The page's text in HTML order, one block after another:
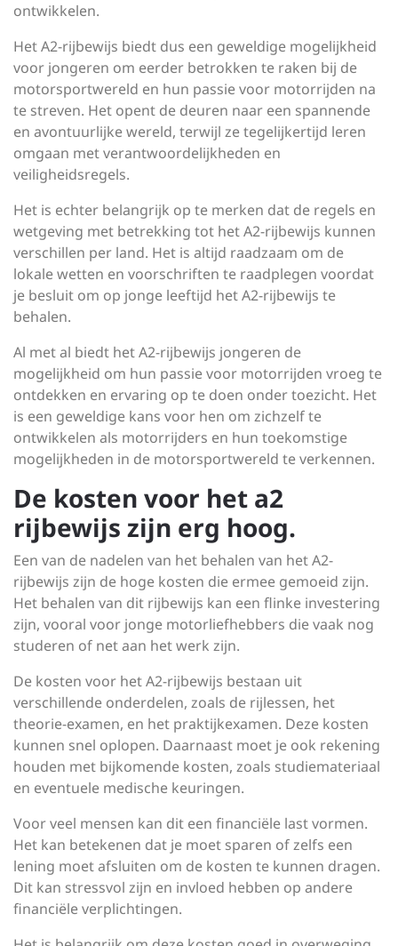
ontwikkelen.
Het A2-rijbewijs biedt dus een geweldige mogelijkheid
voor jongeren om eerder betrokken te raken bij de
motorsportwereld en hun passie voor motorrijden na
te streven. Het opent de deuren naar een spannende
en avontuurlijke wereld, terwijl ze tegelijkertijd leren
omgaan met verantwoordelijkheden en
veiligheidsregels.
Het is echter belangrijk op te merken dat de regels en
wetgeving met betrekking tot het A2-rijbewijs kunnen
verschillen per land. Het is altijd raadzaam om de
lokale wetten en voorschriften te raadplegen voordat
je besluit om op jonge leeftijd het A2-rijbewijs te
behalen.
Al met al biedt het A2-rijbewijs jongeren de
mogelijkheid om hun passie voor motorrijden vroeg te
ontdekken en ervaring op te doen onder toezicht. Het
is een geweldige kans voor hen om zichzelf te
ontwikkelen als motorrijders en hun toekomstige
mogelijkheden in de motorsportwereld te verkennen.
De kosten voor het a2
rijbewijs zijn erg hoog.
Een van de nadelen van het behalen van het A2-
rijbewijs zijn de hoge kosten die ermee gemoeid zijn.
Het behalen van dit rijbewijs kan een flinke investering
zijn, vooral voor jonge motorliefhebbers die vaak nog
studeren of net aan het werk zijn.
De kosten voor het A2-rijbewijs bestaan uit
verschillende onderdelen, zoals de rijlessen, het
theorie-examen, en het praktijkexamen. Deze kosten
kunnen snel oplopen. Daarnaast moet je ook rekening
houden met bijkomende kosten, zoals studiemateriaal
en eventuele medische keuringen.
Voor veel mensen kan dit een financiële last vormen.
Het kan betekenen dat je moet sparen of zelfs een
lening moet afsluiten om de kosten te kunnen dragen.
Dit kan stressvol zijn en invloed hebben op andere
financiële verplichtingen.